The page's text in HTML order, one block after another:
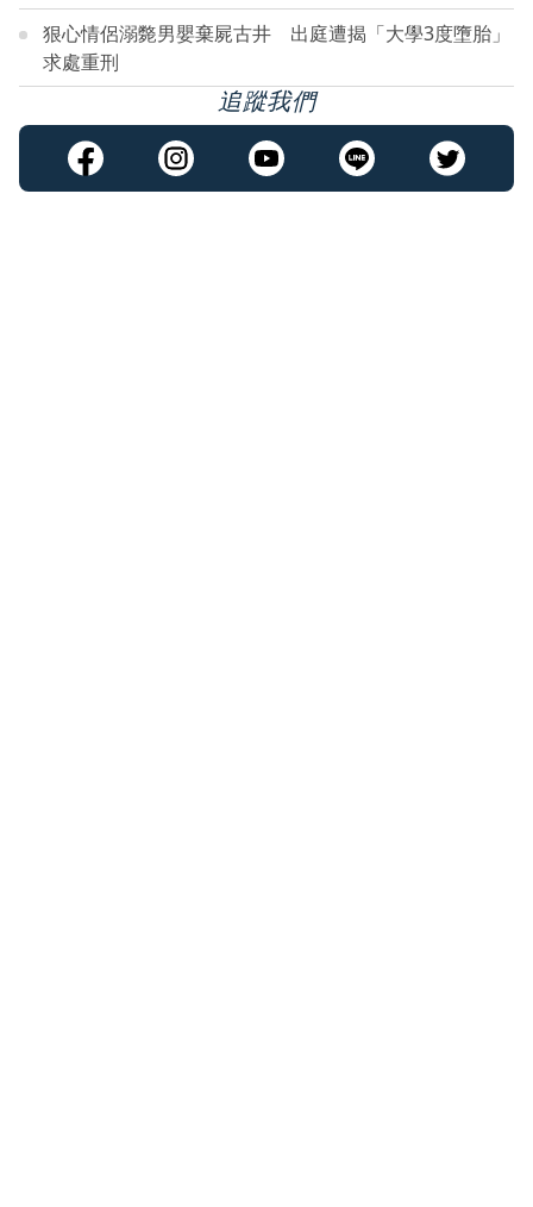
狠心情侶溺斃男嬰棄屍古井 出庭遭揭「大學3度墮胎」
求處重刑
追蹤我們